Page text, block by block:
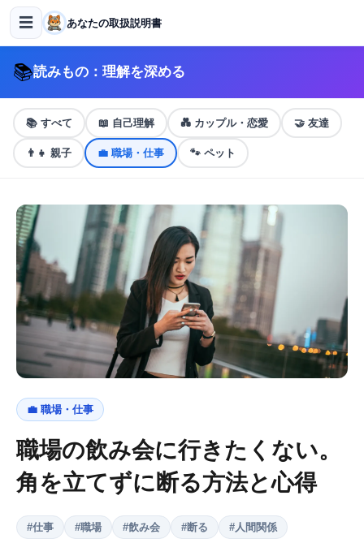
☰ あなたの取扱説明書
📚読みもの：理解を深める
📚 すべて 📖 自己理解 💑 カップル・恋愛 🤝 友達
👨‍👧 親子 💼 職場・仕事 🐾 ペット
💼 職場・仕事
職場の飲み会に行きたくない。
角を立てずに断る方法と心得
#仕事 #職場 #飲み会 #断る # 人間関係